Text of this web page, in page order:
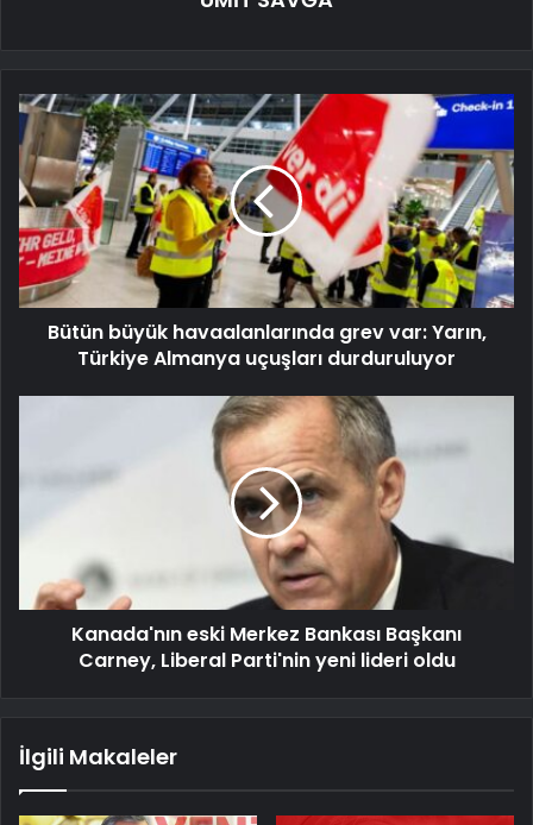
Bütün büyük havaalanlarında grev var: Yarın,
Türkiye Almanya uçuşları durduruluyor
Kanada'nın eski Merkez Bankası Başkanı
Carney, Liberal Parti'nin yeni lideri oldu
İlgili Makaleler